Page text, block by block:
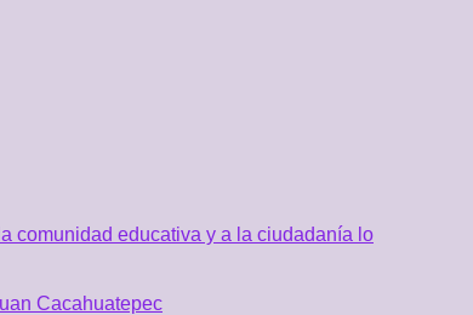
comunidad educativa y a la ciudadanía lo
Cacahuatepec